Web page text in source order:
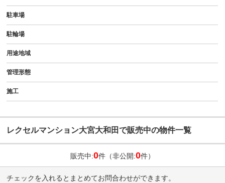
駐車場
駐輪場
用途地域
管理形態
施工
レクセルマンション大宮大和田で販売中の物件一覧
販売中:0件（非公開:0件）
チェックを入れるとまとめてお問合わせができます。